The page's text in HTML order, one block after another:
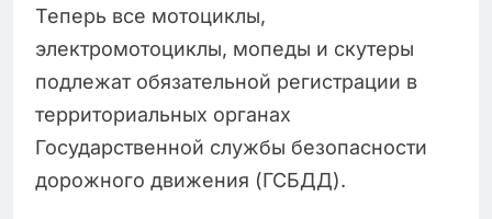
Теперь все мотоциклы,
электромотоциклы, мопеды и скутеры
подлежат обязательной регистрации в
территориальных органах
Государственной службы безопасности
дорожного движения (ГСБДД).